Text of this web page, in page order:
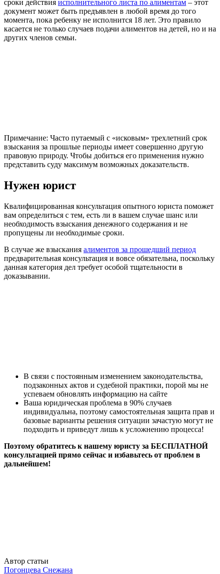
сроки действия исполнительного листа по алиментам – этот
документ может быть предъявлен в любой время до того
момента, пока ребенку не исполнится 18 лет. Это правило
касается не только случаев подачи алиментов на детей, но и на
других членов семьи.
Примечание: Часто путаемый с «исковым» трехлетний срок
взыскания за прошлые периоды имеет совершенно другую
правовую природу. Чтобы добиться его применения нужно
представить суду максимум возможных доказательств.
Нужен юрист
Квалифицированная консультация опытного юриста поможет
вам определиться с тем, есть ли в вашем случае шанс или
необходимость взыскания денежного содержания и не
пропущены ли необходимые сроки.
В случае же взыскания алиментов за прошедший период
предварительная консультация и вовсе обязательна, поскольку
данная категория дел требует особой тщательности в
доказывании.
В связи с постоянным изменением законодательства,
подзаконных актов и судебной практики, порой мы не
успеваем обновлять информацию на сайте
Ваша юридическая проблема в 90% случаев
индивидуальна, поэтому самостоятельная защита прав и
базовые варианты решения ситуации зачастую могут не
подходить и приведут лишь к усложнению процесса!
Поэтому обратитесь к нашему юристу за БЕСПЛАТНОЙ
консультацией прямо сейчас и избавьтесь от проблем в
дальнейшем!
Автор статьи
Погонцева Снежана